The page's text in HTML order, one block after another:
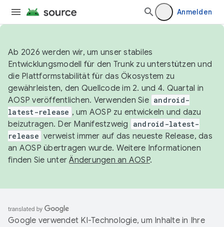
Anmelden
Ab 2026 werden wir, um unser stabiles
Entwicklungsmodell für den Trunk zu unterstützen und
die Plattformstabilität für das Ökosystem zu
gewährleisten, den Quellcode im 2. und 4. Quartal in
AOSP veröffentlichen. Verwenden Sie android-
latest-release , um AOSP zu entwickeln und dazu
beizutragen. Der Manifestzweig
android-latest-
release verweist immer auf das neueste Release, das
an AOSP übertragen wurde. Weitere Informationen
finden Sie unterÄnderungen an AOSP.
Google verwendet KI-Technologie, um Inhalte in Ihre